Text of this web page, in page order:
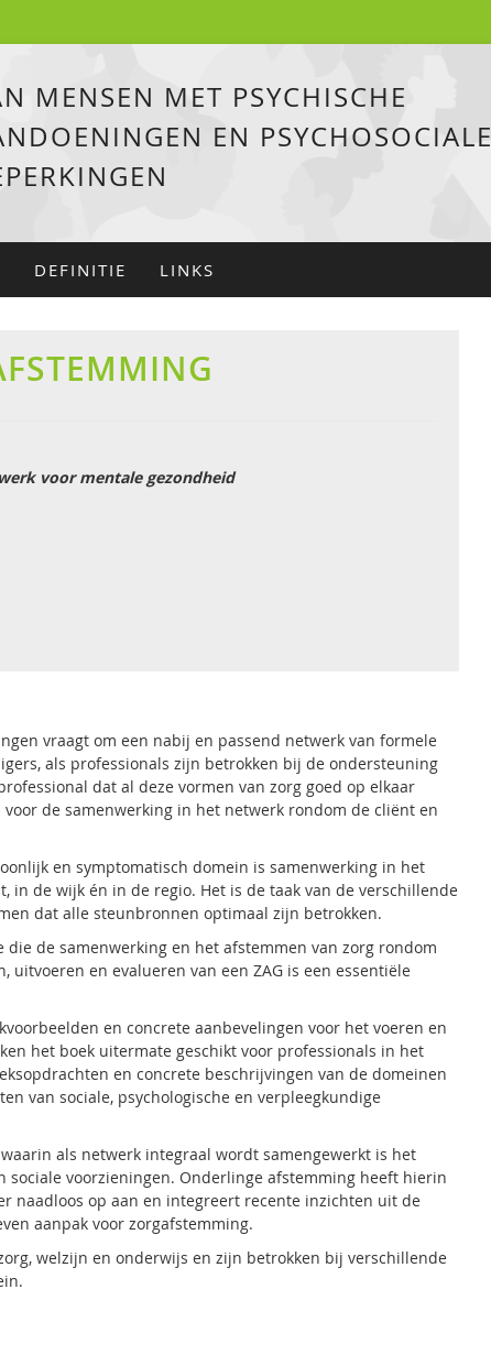
MENSEN MET PSYCHISCHE
EN PSYCHOSOCIALE
DEFINITIE LINKS
voor mentale gezondheid
vraagt om een nabij en passend netwerk van formele
als professionals zijn betrokken bij de ondersteuning
dat al deze vormen van zorg goed op elkaar
de samenwerking in het netwerk rondom de cliënt en
en symptomatisch domein is samenwerking in het
de wijk én in de regio. Het is de taak van de verschillende
dat alle steunbronnen optimaal zijn betrokken.
die de samenwerking en het afstemmen van zorg rondom
en evalueren van een ZAG is een essentiële
en concrete aanbevelingen voor het voeren en
het boek uitermate geschikt voor professionals in het
en concrete beschrijvingen van de domeinen
van sociale, psychologische en verpleegkundige
als netwerk integraal wordt samengewerkt is het
sociale voorzieningen. Onderlinge afstemming heeft hierin
naadloos op aan en integreert recente inzichten uit de
aanpak voor zorgafstemming.
welzijn en onderwijs en zijn betrokken bij verschillende